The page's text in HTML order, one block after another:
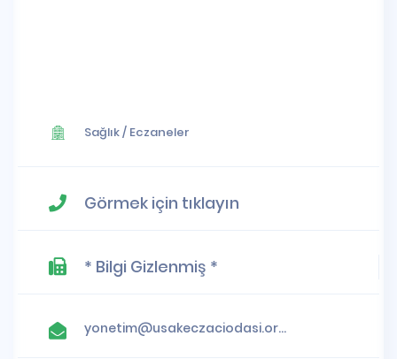
Sağlık/ Eczaneler
Görmek için tıklayın
* Bilgi Gizlenmiş *
yonetim@usakeczaciodasi.org.tr